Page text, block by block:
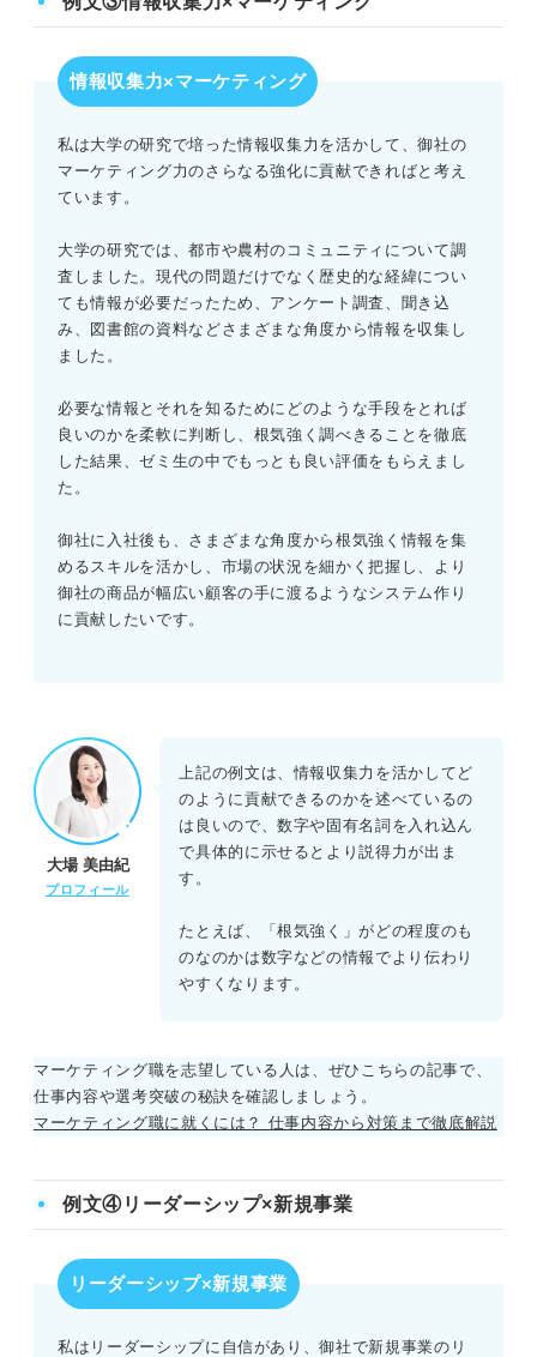
情報収集力×マーケティング
私は大学の研究で培った情報収集力を活かして、御社の
マーケティング力のさらなる強化に貢献できればと考え
ています。
大学の研究では、都市や農村のコミュニティについて調
査しました。現代の問題だけでなく歴史的な経緯につい
ても情報が必要だったため、アンケート調査、聞き込
み、図書館の資料などさまざまな角度から情報を収集し
ました。
必要な情報とそれを知るためにどのような手段をとれば
良いのかを柔軟に判断し、根気強く調べきることを徹底
した結果、ゼミ生の中でもっとも良い評価をもらえまし
た。
御社に入社後も、さまざまな角度から根気強く情報を集
めるスキルを活かし、市場の状況を細かく把握し、より
御社の商品が幅広い顧客の手に渡るようなシステム作り
に貢献したいです。
大場 美由紀
プロフィール
上記の例文は、情報収集力を活かしてど
のように貢献できるのかを述べているの
は良いので、数字や固有名詞を入れ込ん
で具体的に示せるとより説得力が出ま
す。
たとえば、「根気強く」がどの程度のも
のなのかは数字などの情報でより伝わり
やすくなります。
マーケティング職を志望している人は、ぜひこちらの記事で、
仕事内容や選考突破の秘訣を確認しましょう。
マーケティング職に就くには？ 仕事内容から対策まで徹底解説
例文④リーダーシップ×新規事業
リーダーシップ×新規事業
私はリーダーシップに自信があり、御社で新規事業のリ